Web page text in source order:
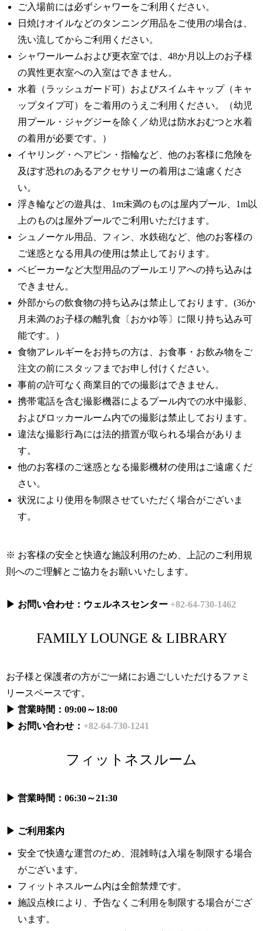
ご入場前には必ずシャワーをご利用ください。
日焼けオイルなどのタンニング用品をご使用の場合は、
洗い流してからご利用ください。
シャワールームおよび更衣室では、48か月以上のお子様
の異性更衣室への入室はできません。
水着（ラッシュガード可）およびスイムキャップ（キャ
ップタイプ可）をご着用のうえご利用ください。（幼児
用プール・ジャグジーを除く／幼児は防水おむつと水着
の着用が必要です。）
イヤリング・ヘアピン・指輪など、他のお客様に危険を
及ぼす恐れのあるアクセサリーの着用はご遠慮くださ
い。
浮き輪などの遊具は、1m未満のものは屋内プール、1m以
上のものは屋外プールでご利用いただけます。
シュノーケル用品、フィン、水鉄砲など、他のお客様の
ご迷惑となる用具の使用は禁止しております。
ベビーカーなど大型用品のプールエリアへの持ち込みは
できません。
外部からの飲食物の持ち込みは禁止しております。(36か
月未満のお子様の離乳食〔おかゆ等〕に限り持ち込み可
能です。）
食物アレルギーをお持ちの方は、お食事・お飲み物をご
注文の前にスタッフまでお申し付けください。
事前の許可なく商業目的での撮影はできません。
携帯電話を含む撮影機器によるプール内での水中撮影、
およびロッカールーム内での撮影は禁止しております。
違法な撮影行為には法的措置が取られる場合がありま
す。
他のお客様のご迷惑となる撮影機材の使用はご遠慮くだ
さい。
状況により使用を制限させていただく場合がございま
す。
※ お客様の安全と快適な施設利用のため、上記のご利用規
則へのご理解とご協力をお願いいたします。
▶ お問い合わせ：ウェルネスセンター +82-64-730-1462
FAMILY LOUNGE & LIBRARY
お子様と保護者の方がご一緒にお過ごしいただけるファミ
リースペースです。
▶ 営業時間：09:00～18:00
▶ お問い合わせ： +82-64-730-1241
フィットネスルーム
▶ 営業時間：06:30～21:30
▶ ご利用案内
安全で快適な運営のため、混雑時は入場を制限する場合
がございます。
フィットネスルーム内は全館禁煙です。
施設点検により、予告なくご利用を制限する場合がござ
います。